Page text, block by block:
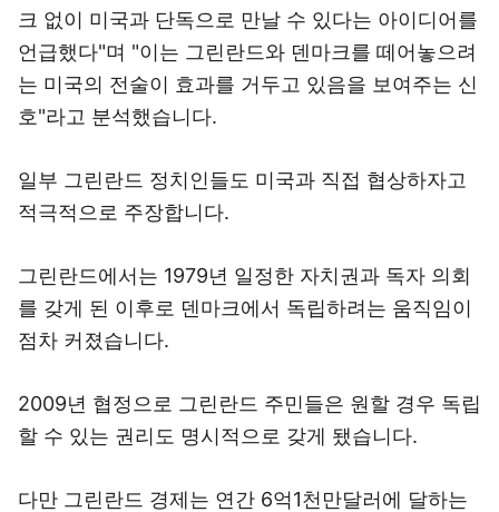
크 없이 미국과 단독으로 만날 수 있다는 아이디어를
언급했다"며 "이는 그린란드와 덴마크를 떼어놓으려
는 미국의 전술이 효과를 거두고 있음을 보여주는 신
호"라고 분석했습니다.
일부 그린란드 정치인들도 미국과 직접 협상하자고
적극적으로 주장합니다.
그린란드에서는 1979년 일정한 자치권과 독자 의회
를 갖게 된 이후로 덴마크에서 독립하려는 움직임이
점차 커졌습니다.
2009년 협정으로 그린란드 주민들은 원할 경우 독립
할 수 있는 권리도 명시적으로 갖게 됐습니다.
다만 그린란드 경제는 연간 6억1천만달러에 달하는